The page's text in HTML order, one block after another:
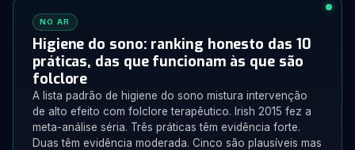
NO AR
Higiene do sono: ranking honesto das 10
práticas, das que funcionam às que são
folclore
A lista padrão de higiene do sono mistura intervenção
de alto efeito com folclore terapêutico. Irish 2015 fez a
meta-análise séria. Três práticas têm evidência forte.
Duas têm evidência moderada. Cinco são plausíveis mas